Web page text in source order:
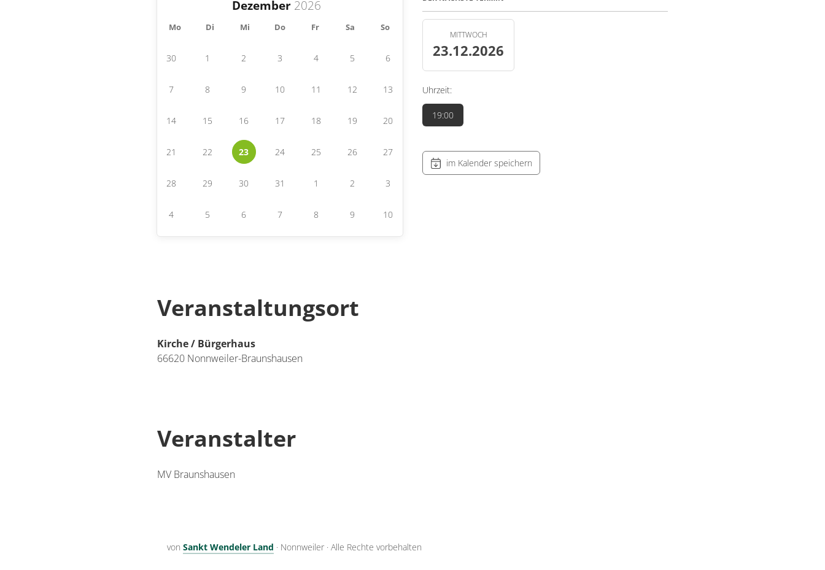
Dezember
Mo Di Mi Do Fr Sa So
30 1 2 3 4 5 6
7 8 9 10 11 12 13
14 15 16 17 18 19 20
21 22 23 24 25 26 27
28 29 30 31 1 2 3
4 5 6 7 8 9 10
MITTWOCH
23.12.2026
Uhrzeit:
19:00
im Kalender speichern
Veranstaltungsort
Kirche / Bürgerhaus
66620 Nonnweiler-Braunshausen
Veranstalter
MV Braunshausen
von Sankt Wendeler Land · Nonnweiler · Alle Rechte vorbehalten